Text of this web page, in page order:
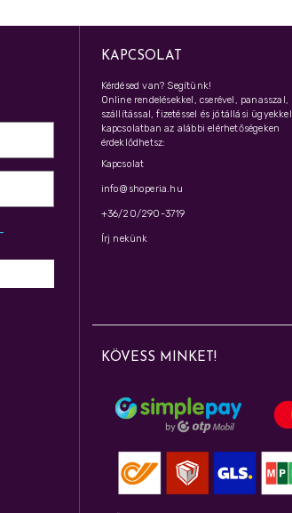
KAPCSOLAT
Kérdésed van? Segítünk!
Online rendelésekkel, cserével, panasszal,
szállítással, fizetéssel és jótállási ügyekkel
kapcsolatban az alábbi elérhetőségeken
érdeklődhetsz:
Kapcsolat
info@shoperia.hu
+36/20/290-3719
Írj nekünk
KÖVESS MINKET!